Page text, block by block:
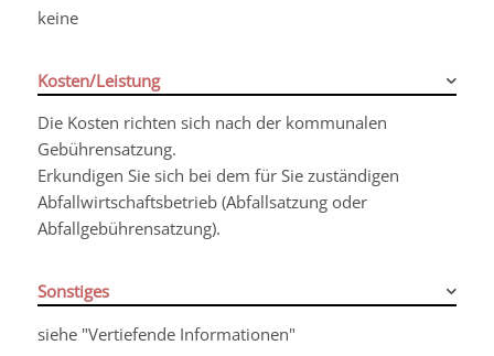
keine
Kosten/Leistung
Die Kosten richten sich nach der kommunalen
Gebührensatzung.
Erkundigen Sie sich bei dem für Sie zuständigen
Abfallwirtschaftsbetrieb (Abfallsatzung oder
Abfallgebührensatzung).
Sonstiges
siehe "Vertiefende Informationen"